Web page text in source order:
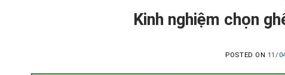
Kinh nghiệm chọn
POSTED ON 11/